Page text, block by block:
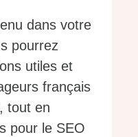
dans votre
pourrez
utiles et
français
tout en
pour le SEO